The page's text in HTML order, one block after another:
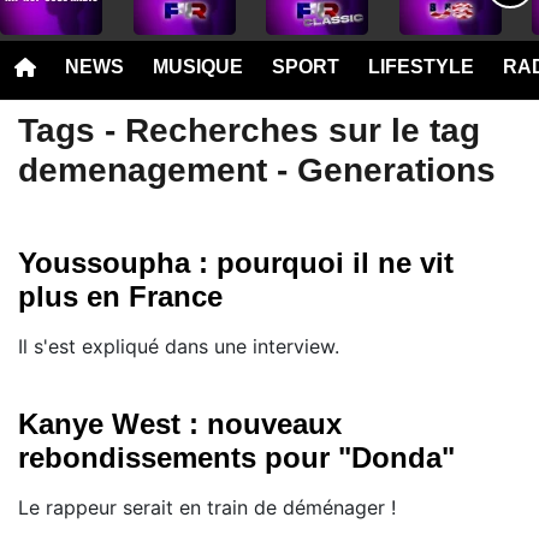
NEWS MUSIQUE SPORT LIFESTYLE
Tags - Recherches sur le tag
demenagement - Generations
Youssoupha : pourquoi il ne vit
plus en France
Il s'est expliqué dans une interview.
Kanye West : nouveaux
rebondissements pour "Donda"
Le rappeur serait en train de déménager !